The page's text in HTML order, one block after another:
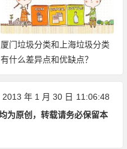
厦门垃圾分类和上海垃圾分类
有什么差异点和优缺点？
2013 年 1 月 30 日 11:06:48
为原创，转载请务必保留本